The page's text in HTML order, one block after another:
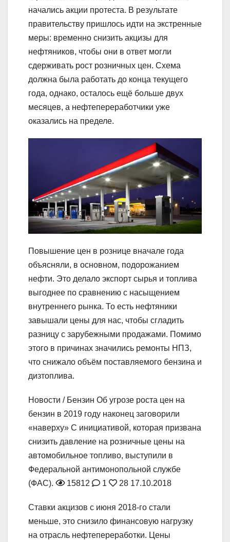
начались акции протеста. В результате
правительству пришлось идти на экстренные
меры: временно снизить акцизы для
нефтяников, чтобы они в ответ могли
сдерживать рост розничных цен. Схема
должна была работать до конца текущего
года, однако, осталось ещё больше двух
месяцев, а нефтепереработчики уже
оказались на пределе.
Повышение цен в рознице вначале года
объясняли, в основном, подорожанием
нефти. Это делало экспорт сырья и топлива
выгоднее по сравнению с насыщением
внутреннего рынка. То есть нефтяники
завышали цены для нас, чтобы сгладить
разницу с зарубежными продажами. Помимо
этого в причинах значились ремонты НПЗ,
что снижало объём поставляемого бензина и
дизтоплива.
Новости / Бензин Об угрозе роста цен на
бензин в 2019 году наконец заговорили
«наверху» С инициативой, которая призвана
снизить давление на розничные цены на
автомобильное топливо, выступили в
Федеральной антимонопольной службе
(ФАС).
15812 1 28 17.10.2018
Ставки акцизов с июня 2018-го стали
меньше, это снизило финансовую нагрузку
на отрасль нефтепереработки. Цены